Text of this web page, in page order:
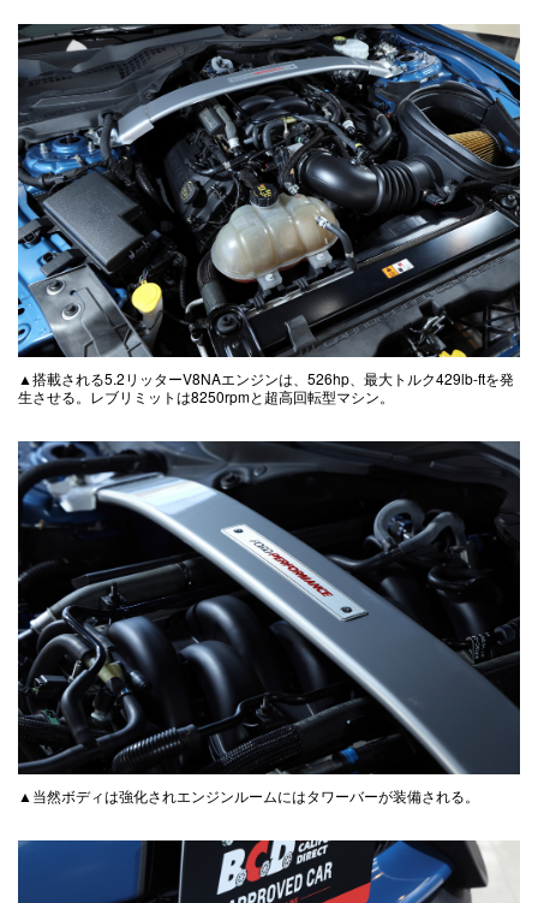
▲搭載される5.2リッターV8NAエンジンは、526hp、最大トルク429lb-ftを発
生させる。レブリミットは8250rpmと超高回転型マシン。
▲当然ボディは強化されエンジンルームにはタワーバーが装備される。